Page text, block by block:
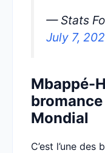
— Stats
July 7,
Mbappé-
bromance
Mondial
C’est l’une